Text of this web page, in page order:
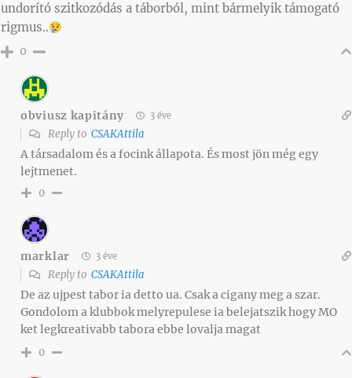
undorító szitkozódás a táborból, mint bármelyik támogató
rigmus..
0
obviusz kapitány 3 éve
Reply to CSAKAttila
A társadalom és a focink állapota. És most jön még egy
lejtmenet.
0
marklar 3 éve
Reply to CSAKAttila
De az ujpest tabor ia detto ua. Csak a cigany meg a szar.
Gondolom a klubbok melyrepulese ia belejatszik hogy MO
ket legkreativabb tabora ebbe lovalja magat
0